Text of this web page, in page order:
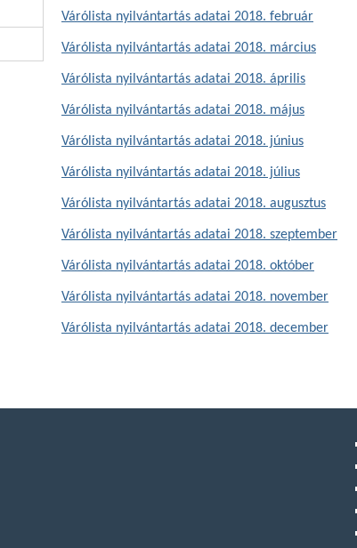
Várólista nyilvántartás adatai 2018. február
Várólista nyilvántartás adatai 2018. március
Várólista nyilvántartás adatai 2018. április
Várólista nyilvántartás adatai 2018. május
Várólista nyilvántartás adatai 2018. június
Várólista nyilvántartás adatai 2018. július
Várólista nyilvántartás adatai 2018. augusztus
Várólista nyilvántartás adatai 2018. szeptember
Várólista nyilvántartás adatai 2018. október
Várólista nyilvántartás adatai 2018. november
Várólista nyilvántartás adatai 2018. december